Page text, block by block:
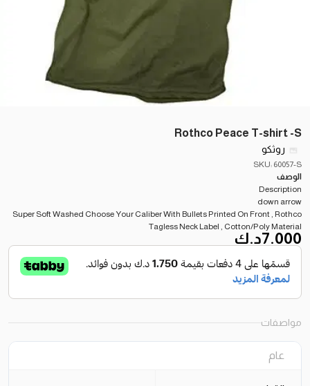
Rothco Peace T-shirt -S
روثكو
SKU: 60057-S
الوصف
Description
down arrow
Super Soft Washed Choose Your Caliber With Bullets Printed On Front , Rothco
Tagless Neck Label , Cotton/Poly Material
7.000د.ك
مواصفات
عام